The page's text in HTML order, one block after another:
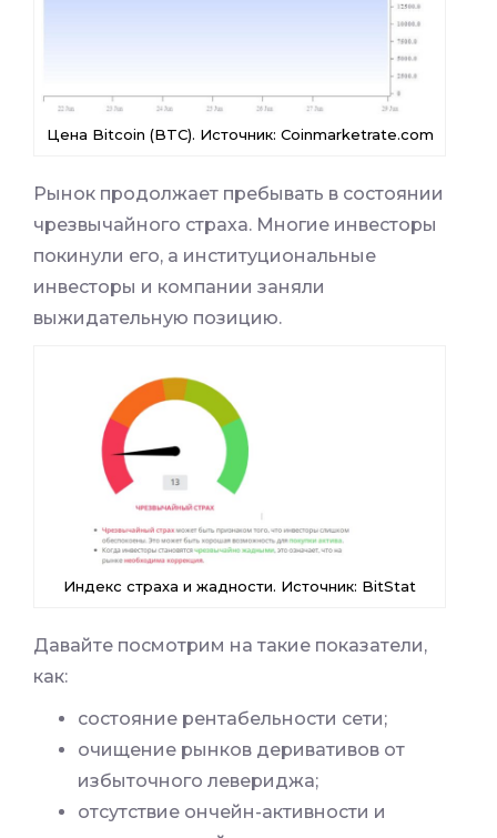
Цена Bitcoin (BTC). Источник: Coinmarketrate.com
Рынок продолжает пребывать в состоянии
чрезвычайного страха. Многие инвесторы
покинули его, а институциональные
инвесторы и компании заняли
выжидательную позицию.
Индекс страха и жадности. Источник: BitStat
Давайте посмотрим на такие показатели,
как:
состояние рентабельности сети;
очищение рынков деривативов от
избыточного левериджа;
отсутствие ончейн-активности и